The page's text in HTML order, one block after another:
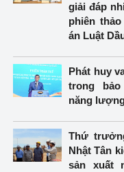
giải đáp
phiên
án Luật
Phát huy
trong
năng
Thứ
Nhật Tân
sản xuất